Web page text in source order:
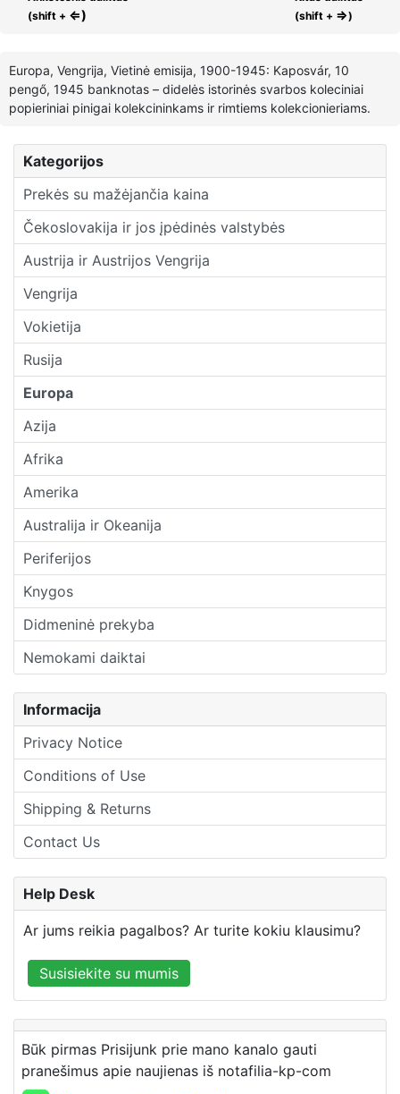
Kategorijos
Prekės su mažėjančia kaina
Čekoslovakija ir jos įpėdinės valstybės
Austrija ir Austrijos Vengrija
Vengrija
Vokietija
Rusija
Europa
Azija
Afrika
Amerika
Australija ir Okeanija
Periferijos
Knygos
Didmeninė prekyba
Nemokami daiktai
Informacija
Privacy Notice
Conditions of Use
Shipping & Returns
Contact Us
(shift + ⇐)
(shift + ⇒)
Europa, Vengrija, Vietinė emisija, 1900-1945: Kaposvár, 10
pengő, 1945 banknotas – didelės istorinės svarbos koleciniai
popieriniai pinigai kolekcininkams ir rimtiems kolekcionieriams.
Help Desk
Ar jums reikia pagalbos? Ar turite kokiu klausimu?
Susisiekite su mumis
Būk pirmas Prisijunk prie mano kanalo gauti
pranešimus apie naujienas iš notafilia-kp-com